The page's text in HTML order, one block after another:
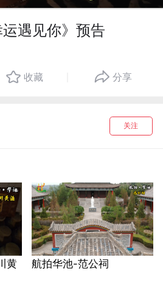
遇见你》预告
收藏 分享
关注
黄
航拍华池-范公祠